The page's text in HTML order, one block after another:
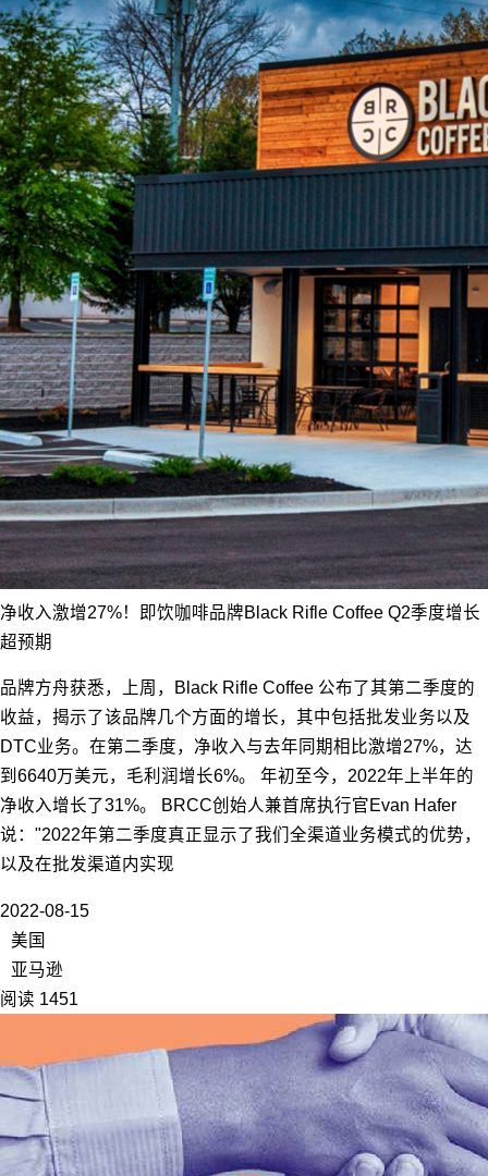
净收入激增27%！即饮咖啡品牌Black Rifle Coffee Q2季度增长
超预期
品牌方舟获悉，上周，Black Rifle Coffee 公布了其第二季度的
收益，揭示了该品牌几个方面的增长，其中包括批发业务以及
DTC业务。在第二季度，净收入与去年同期相比激增27%，达
到6640万美元，毛利润增长6%。 年初至今，2022年上半年的
净收入增长了31%。 BRCC创始人兼首席执行官Evan Hafer
说："2022年第二季度真正显示了我们全渠道业务模式的优势，
以及在批发渠道内实现
2022-08-15
美国
亚马逊
阅读 1451